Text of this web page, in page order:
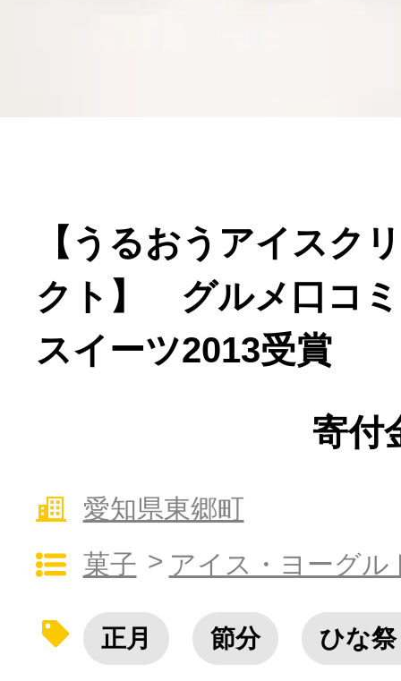
個人事業・フリーランス
自治体直営サイト特集
はじめるバイブルとは
よくあるご質問
【うるおうアイスク
クト】 グルメ口コ
スイーツ2013受賞
寄付
愛知県東郷町
菓子
アイス・ヨーグル
正月 節分 ひな